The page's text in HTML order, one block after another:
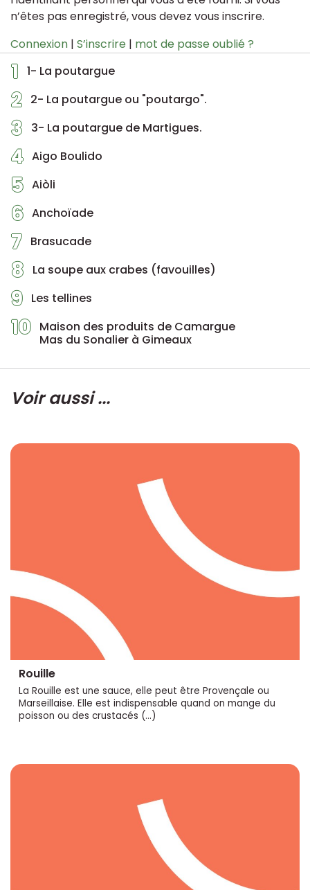
1 1- La poutargue
2 2- La poutargue ou "poutargo".
3 3- La poutargue de Martigues.
4 Aigo Boulido
5 Aiòli
6 Anchoïade
7 Brasucade
8 La soupe aux crabes (favouilles)
9 Les tellines
10 Maison des produits de Camargue
Mas du Sonalier à Gimeaux
n’êtes pas enregistré, vous devez vous inscrire.
Connexion | S’inscrire | mot de passe oublié ?
Voir aussi ...
Rouille
La Rouille est une sauce, elle peut être Provençale ou
Marseillaise. Elle est indispensable quand on mange du
poisson ou des crustacés (…)